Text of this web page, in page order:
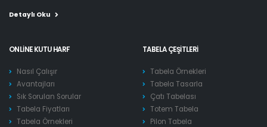
Detaylı Oku
ONLINE KUTU HARF
Nasıl Çalışır
Avantajları
Sık Sorulan Sorular
Tabela Fiyatları
Tabela Örnekleri
TABELA ÇEŞITLERI
Tabela Örnekleri
Tabela Tasarla
Çatı Tabelası
Totem Tabela
Pilon Tabela